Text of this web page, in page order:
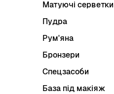
Матуючі серветки
Пудра
Рум'яна
Бронзери
Спецзасоби
База під макіяж